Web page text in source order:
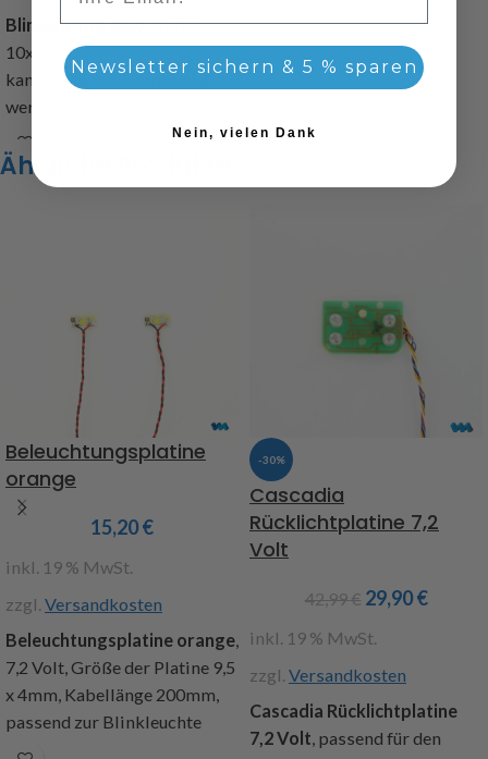
Blinkleuchte gelb, Abm.:
10x5x5mm,
kann als Nebellampe verwendet
werden
Art.Nr. 216986
Ähnliche Produkte
Beleuchtungsplatine
orange
15,20€
inkl. 19 % MwSt.
zzgl. Versandkosten
Beleuchtungsplatine orange,
7,2 Volt, Größe der Platine 9,5
x 4mm, Kabellänge 200mm,
passend zur Blinkleuchte
orange Art.Nr. 216984, Inhalt:
-30%
Cascadia
Rücklichtplatine 7,2
Volt
42,99€ 29,90€
inkl. 19 % MwSt.
zzgl. Versandkosten
Cascadia Rücklichtplatine
7,2 Volt, passend für den
Newsletter sichern & 5 % sparen
Nein, vielen Dank